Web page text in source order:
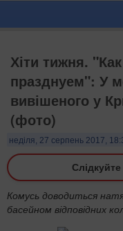
Хіти тижня.
празднуем": У
вивішеного у
(фото)
неділя, 27 серпень 2017,
Комусь доводиться
басейном відповідних